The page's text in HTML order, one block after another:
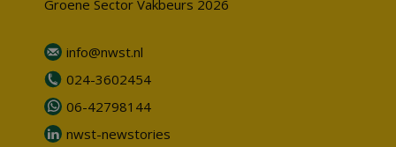
Groene Sector Vakbeurs 2026
info@nwst.nl
024-3602454
06-42798144
nwst-newstories